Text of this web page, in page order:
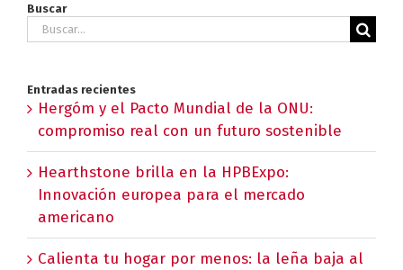
Buscar
Buscar:
Entradas recientes
Hergóm y el Pacto Mundial de la ONU:
compromiso real con un futuro sostenible
Hearthstone brilla en la HPBExpo:
Innovación europea para el mercado
americano
Calienta tu hogar por menos: la leña baja al